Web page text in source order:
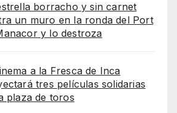
borracho y sin carnet
un muro en la ronda del Port
y lo destroza
a la Fresca de Inca
tres películas solidarias
plaza de toros